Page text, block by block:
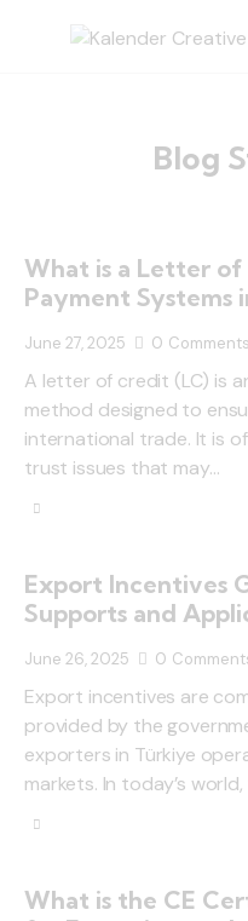
Blog
What is a Letter of
Payment Systems
June 27, 2025 0 Comments
A letter of credit (LC) is
method designed to
international trade. It is
trust issues that may…
Export Incentives
Supports and
June 26, 2025 0
Export incentives are
provided by the
exporters in Türkiye
markets. In today’s
What is the CE